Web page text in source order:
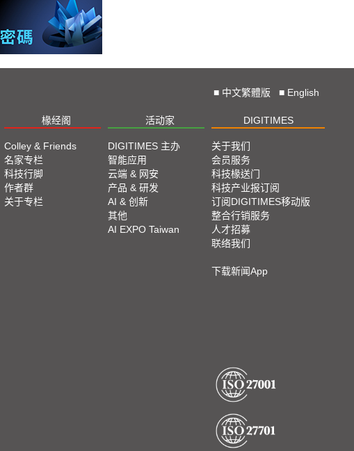
■ 中文繁體版 ■ English
椽经阁 活动家 DIGITIMES
Colley & Friends
名家专栏
科技行脚
作者群
关于专栏
DIGITIMES 主办
智能应用
云端 & 网安
产品 & 研发
AI & 创新
其他
AI EXPO Taiwan
关于我们
会员服务
科技椽送门
科技产业报订阅
订阅DIGITIMES移动版
整合行销服务
人才招募
联络我们
下载新闻App